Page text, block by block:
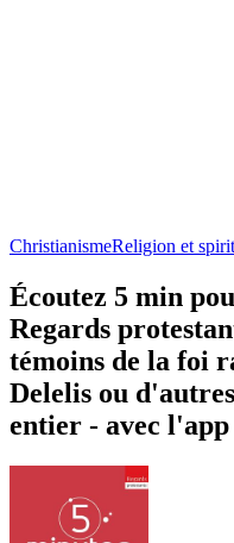
ChristianismeReligion et
Écoutez 5 min
Regards
témoins de la foi
Delelis ou
entier - avec